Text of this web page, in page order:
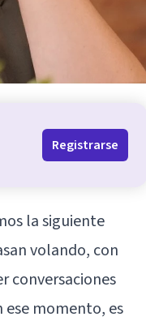
Registrarse
la siguiente
volando, con
conversaciones
ese momento, es